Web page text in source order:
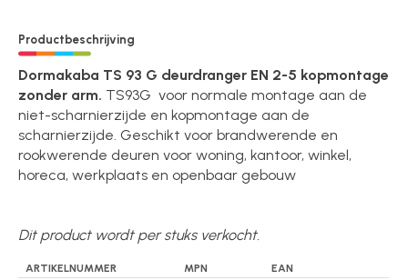
Productbeschrijving
Dormakaba TS 93 G deurdranger EN 2-5 kopmontage
zonder arm. TS93G voor normale montage aan de
niet-scharnierzijde en kopmontage aan de
scharnierzijde. Geschikt voor brandwerende en
rookwerende deuren voor woning, kantoor, winkel,
horeca, werkplaats en openbaar gebouw
Dit product wordt per stuks verkocht.
ARTIKELNUMMER MPN
EAN